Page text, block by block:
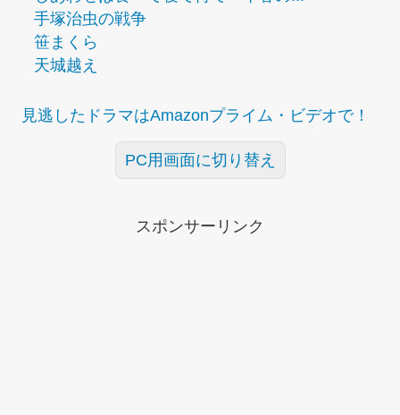
手塚治虫の戦争
笹まくら
天城越え
見逃したドラマはAmazonプライム・ビデオで！
PC用画面に切り替え
スポンサーリンク